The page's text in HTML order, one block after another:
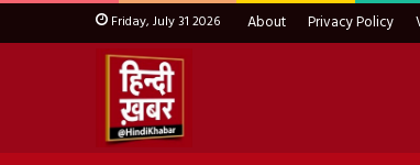
Friday, July 31 2026 About Privacy Policy